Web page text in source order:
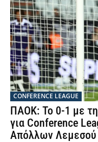
CONFERENCE LEAGUE
ΠΑΟΚ: Το 0-1 με
για Conference
Απόλλων Λεμεσού